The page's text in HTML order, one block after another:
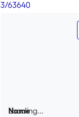
3/63640
Loading...
Name